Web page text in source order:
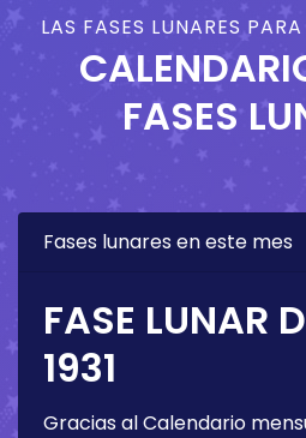
LAS FASES LUNARES
FASES
Fases lunares en este mes
FASE LUNAR
1931
Gracias al Calendario